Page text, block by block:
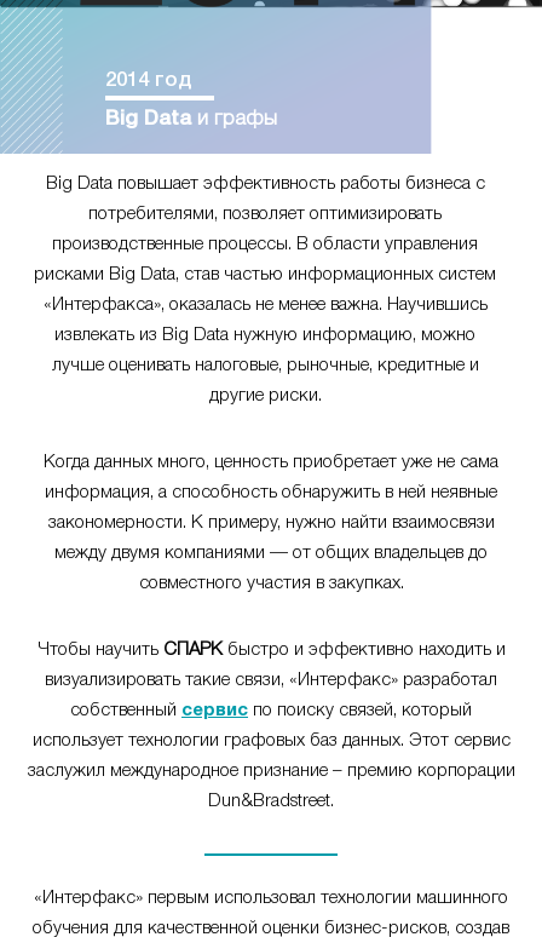
2014 год
Big Dataи графы
Big Data повышает эффективность работы бизнеса с
потребителями, позволяет оптимизировать
производственные процессы. В области управления
рисками Big Data, став частью информационных систем
«Интерфакса», оказалась не менее важна. Научившись
извлекать из Big Data нужную информацию, можно
лучше оценивать налоговые, рыночные, кредитные и
другие риски.
Когда данных много, ценность приобретает уже не сама
информация, а способность обнаружить в ней неявные
закономерности. К примеру, нужно найти взаимосвязи
между двумя компаниями — от общих владельцев до
совместного участия в закупках.
Чтобы научить СПАРКбыстро и эффективно находить и
визуализировать такие связи, «Интерфакс» разработал
собственный сервис по поиску связей, который
использует технологии графовых баз данных. Этот сервис
заслужил международное признание – премию корпорации
Dun&Bradstreet.
«Интерфакс» первым использовал технологии машинного
обучения для качественной оценки бизнес-рисков, создав